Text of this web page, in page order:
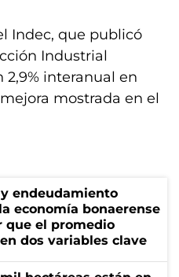
Indec, que publicó
Industrial
interanual en
mostrada en el
endeudamiento
economía bonaerense
que el promedio
dos variables clave